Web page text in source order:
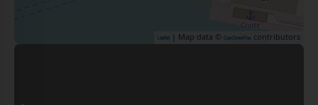
Leaflet | Map data © OpenStreetMap contributors